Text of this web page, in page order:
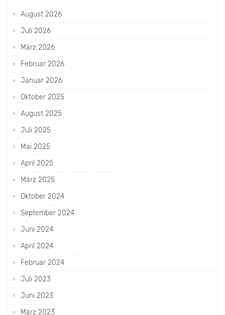
August 2026
Juli 2026
März 2026
Februar 2026
Januar 2026
Oktober 2025
August 2025
Juli 2025
Mai 2025
April 2025
März 2025
Oktober 2024
September 2024
Juni 2024
April 2024
Februar 2024
Juli 2023
Juni 2023
März 2023